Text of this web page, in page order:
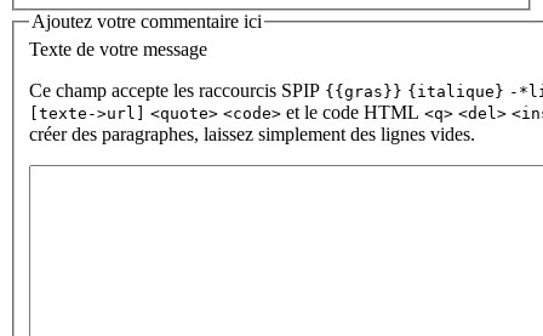
Ajoutez votre commentaire ici
Texte de votre message
Ce champ accepte les raccourcis SPIP {{gras}} {italique} -
[texte->url]
<quote> <code> et le code HTML <q> <del>
créer des paragraphes, laissez simplement des lignes vides.